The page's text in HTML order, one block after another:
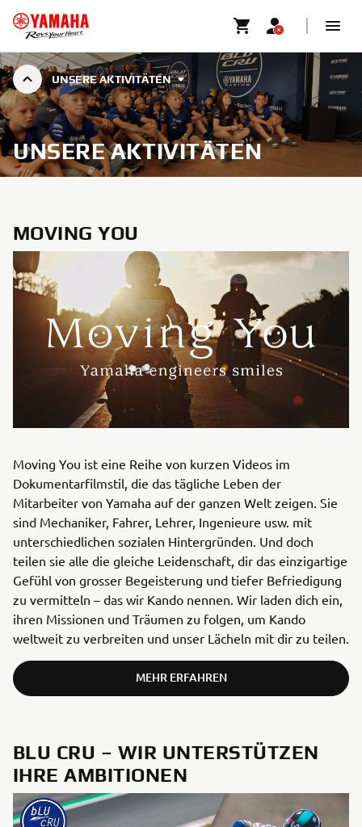
UNSERE AKTIVITÄTEN
UNSERE AKTIVITÄTEN
MOVING YOU
Moving You ist eine Reihe von kurzen Videos im
Dokumentarfilmstil, die das tägliche Leben der
Mitarbeiter von Yamaha auf der ganzen Welt zeigen. Sie
sind Mechaniker, Fahrer, Lehrer, Ingenieure usw. mit
unterschiedlichen sozialen Hintergründen. Und doch
teilen sie alle die gleiche Leidenschaft, dir das einzigartige
Gefühl von grosser Begeisterung und tiefer Befriedigung
zu vermitteln – das wir Kando nennen. Wir laden dich ein,
ihren Missionen und Träumen zu folgen, um Kando
weltweit zu verbreiten und unser Lächeln mit dir zu teilen.
MEHR ERFAHREN
BLU CRU – WIR UNTERSTÜTZEN
IHRE AMBITIONEN